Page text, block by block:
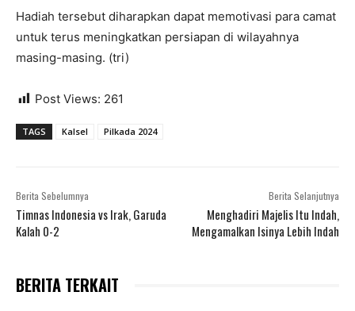
Hadiah tersebut diharapkan dapat memotivasi para camat
untuk terus meningkatkan persiapan di wilayahnya
masing-masing. (tri)
Post Views: 261
TAGS Kalsel Pilkada 2024
Berita Sebelumnya
Timnas Indonesia vs Irak, Garuda
Kalah 0-2
Berita Selanjutnya
Menghadiri Majelis Itu Indah,
Mengamalkan Isinya Lebih Indah
BERITA TERKAIT